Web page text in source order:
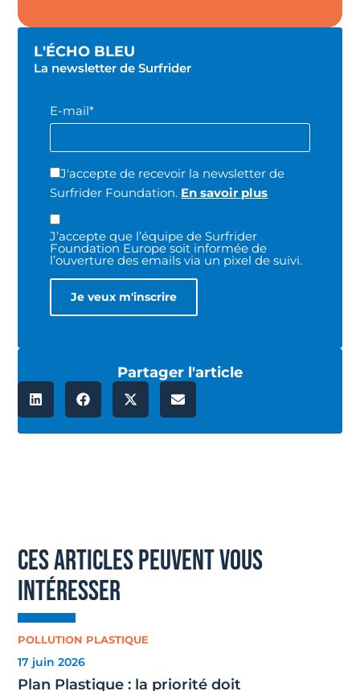
L'ÉCHO BLEU
La newsletter de Surfrider
E-mail*
J'accepte de recevoir la newsletter de
Surfrider Foundation. En savoir plus
J’accepte que l’équipe de Surfrider
Foundation Europe soit informée de
l’ouverture des emails via un pixel de suivi.
Partager l'article
ces articles peuvent vous
intéresser
POLLUTION PLASTIQUE
17 juin 2026
Plan Plastique : la priorité doit